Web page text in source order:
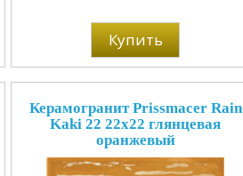
Купить
Керамогранит Prissmacer Rain
Kaki 22 22x22 глянцевая
оранжевый